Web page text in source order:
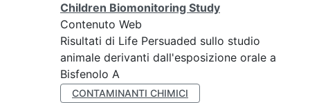
Children Biomonitoring Study
Contenuto Web
Risultati di Life Persuaded sullo studio
animale derivanti dall'esposizione orale a
Bisfenolo A
CONTAMINANTI CHIMICI